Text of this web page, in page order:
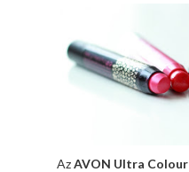
AzAVON Ultra Colour